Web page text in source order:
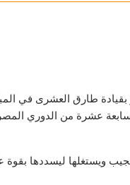
بقيادة طارق العشرى في
عشرة من الدوري
ويستغلها ليسددها